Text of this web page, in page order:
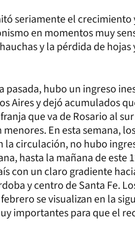
seriamente el
en momentos muy
y la pérdida de hojas
pasada, hubo un ingreso
Aires y dejó acumulados
que va de Rosario al
En esta semana,
la circulación, no hubo
hasta la mañana de este
con un claro gradiente
y centro de Santa Fe.
se visualizan en la
importantes para que el